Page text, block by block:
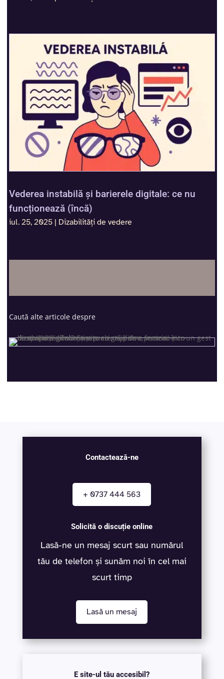
Vederea instabilă și barierele digitale: ce nu
funcționează (încă)
iul. 25, 2025 | Dizabilități de vedere
Caută alte articole despre
Contactează-ne
+ 0737 444 563
Solicită o discuție online
Lasă-ne un mesaj scurt sau numărul
tău de telefon și sunăm noi în cel mai
scurt timp
Lasă un mesaj
E site-ul tău accesibil?